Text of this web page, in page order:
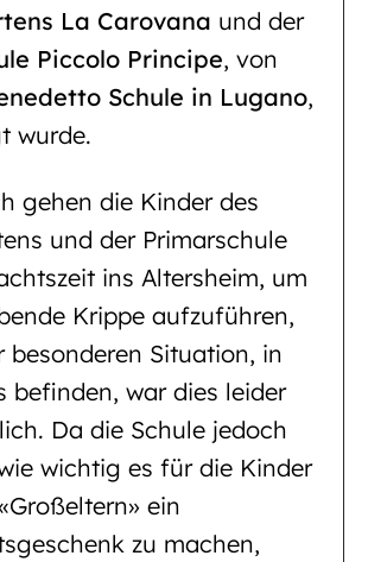
La Carovana und der
Piccolo Principe, von
Schule in Lugano,
wurde.
gehen die Kinder des
und der Primarschule
ins Altersheim, um
Krippe aufzuführen,
besonderen Situation, in
befinden, war dies leider
Da die Schule jedoch
wichtig es für die Kinder
ein
zu machen,